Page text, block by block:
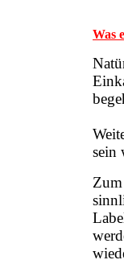
Was
sein